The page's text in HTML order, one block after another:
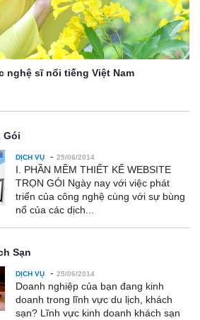
nghệ sĩ nổi tiếng Việt Nam
Gói
DỊCH VỤ - 25/06/2014
I. PHẦN MỀM THIẾT KẾ WEBSITE
TRỌN GÓI Ngày nay với việc phát
triển của công nghệ cùng với sự bùng
nổ của các dịch...
Sạn
DỊCH VỤ - 25/06/2014
Doanh nghiệp của bạn đang kinh
doanh trong lĩnh vực du lịch, khách
sạn? Lĩnh vực kinh doanh khách sạn